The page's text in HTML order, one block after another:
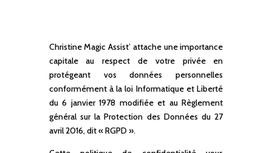
Christine Magic Assist’ attache une importance
capitale au respect de votre privée en
protégeant vos données personnelles
conformément à la loi Informatique et Liberté
du 6 janvier 1978 modifiée et au Règlement
général sur la Protection des Données du 27
avril 2016, dit « RGPD ».